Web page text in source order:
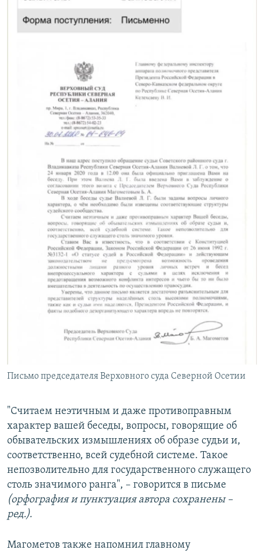
Письмо председателя Верховного суда Северной Осетии
"Считаем неэтичным и даже противоправным
характер вашей беседы, вопросы, говорящие об
обывательских измышлениях об образе судьи и,
соответственно, всей судебной системе. Такое
непозволительно для государственного служащего
столь значимого ранга", – говорится в письме
(орфография и пунктуация автора сохранены –
ред.).
Магометов также напомнил главному